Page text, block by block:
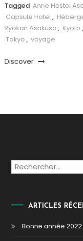
Tagged Anne Hostel
Capsule Hotel ,
Ryokan Asakusa , Kyoto ,
Tokyo , voyage
Discover
ARTICLES
Bonne année